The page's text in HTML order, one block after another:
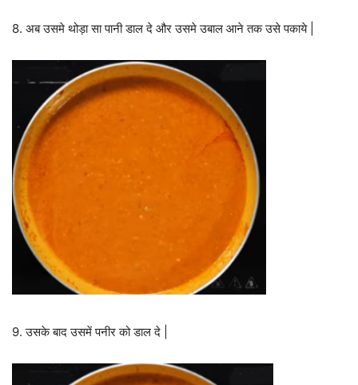
8. अब उसमे थोड़ा सा पानी डाल दे और उसमे उबाल आने तक उसे पकाये |
9. उसके बाद उसमें पनीर को डाल दे |